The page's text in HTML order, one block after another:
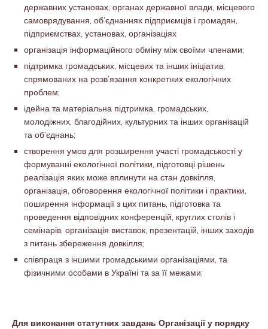
державних установах, органах державної влади, місцевого
самоврядування, об’єднаннях підприємців і громадян,
підприємствах, установах, організаціях
організація інформаційного обміну між своїми членами;
підтримка громадських, місцевих та інших ініціатив,
спрямованих на розв’язання конкретних екологічних
проблем;
ідейна та матеріальна підтримка, громадських,
молодіжних, благодійних, культурних та інших організацій
та об’єднань;
створення умов для розширення участі громадськості у
формуванні екологічної політики, підготовці рішень
реалізація яких може вплинути на стан довкілля,
організація, обговорення екологічної політики і практики,
поширення інформації з цих питань, підготовка та
проведення відповідних конференцій, круглих столів і
семінарів, організація виставок, презентацій, інших заходів
з питань збереження довкілля;
співпраця з іншими громадськими організаціями, та
фізичними особами в Україні та за її межами;
Для виконання статутних завдань Організації у порядку